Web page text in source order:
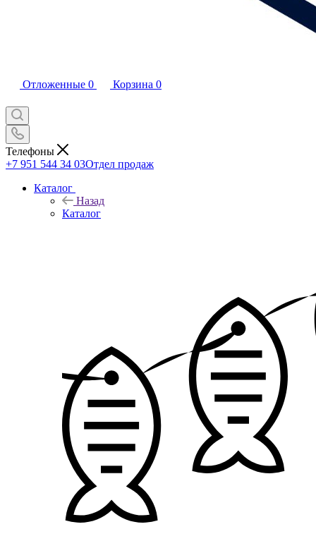
Отложенные 0 Корзина 0
Телефоны
+7 951 544 34 03Отдел продаж
Каталог
Назад
Каталог